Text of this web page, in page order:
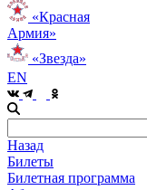
«Красная
Армия»
«Звезда»
EN
Назад
Билеты
Билетная программа